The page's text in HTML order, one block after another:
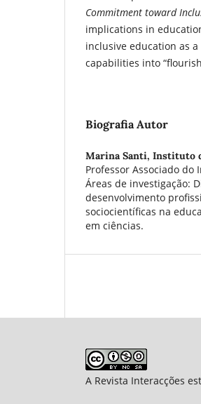
Commitment toward
implications in
inclusive education as
capabilities into
Biografia Autor
Marina Santi, Instituto
Professor Associado do
Áreas de investigação:
desenvolvimento
sociocientíficas na
em ciências.
A Revista Interacções